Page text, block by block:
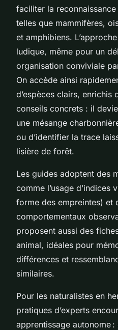
faciliter la
telles que mammifères,
et amphibiens.
ludique, même pour un
organisation conviviale
On accède ainsi
d’espèces clairs, enrichis
conseils concrets : il
une mésange
ou d’identifier la trace
lisière de forêt.
Les guides adoptent des
comme l’usage d’indices
forme des empreintes) et
comportementaux
proposent aussi des
animal, idéales pour
différences et
similaires.
Pour les naturalistes en
pratiques d’experts
apprentissage autonome